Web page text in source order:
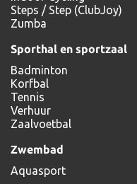
Steps / Step (ClubJoy)
Zumba
Sporthal en sportzaal
Badminton
Korfbal
Tennis
Verhuur
Zaalvoetbal
Zwembad
Aquasport